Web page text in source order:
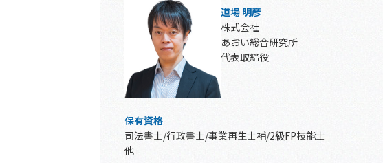
道場 明彦
株式会社
あおい総合研究所
代表取締役
保有資格
司法書士/行政書士/事業再生士補/2級FP技能士
他